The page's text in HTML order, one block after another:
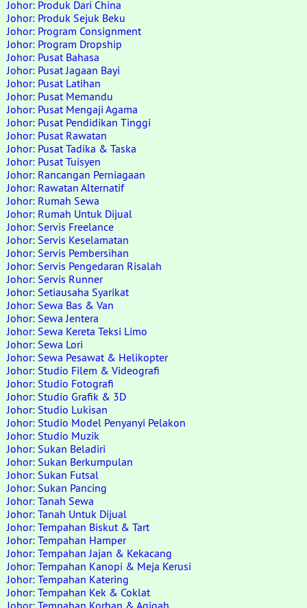
Johor: Produk Dari China
Johor: Produk Sejuk Beku
Johor: Program Consignment
Johor: Program Dropship
Johor: Pusat Bahasa
Johor: Pusat Jagaan Bayi
Johor: Pusat Latihan
Johor: Pusat Memandu
Johor: Pusat Mengaji Agama
Johor: Pusat Pendidikan Tinggi
Johor: Pusat Rawatan
Johor: Pusat Tadika & Taska
Johor: Pusat Tuisyen
Johor: Rancangan Perniagaan
Johor: Rawatan Alternatif
Johor: Rumah Sewa
Johor: Rumah Untuk Dijual
Johor: Servis Freelance
Johor: Servis Keselamatan
Johor: Servis Pembersihan
Johor: Servis Pengedaran Risalah
Johor: Servis Runner
Johor: Setiausaha Syarikat
Johor: Sewa Bas & Van
Johor: Sewa Jentera
Johor: Sewa Kereta Teksi Limo
Johor: Sewa Lori
Johor: Sewa Pesawat & Helikopter
Johor: Studio Filem & Videografi
Johor: Studio Fotografi
Johor: Studio Grafik & 3D
Johor: Studio Lukisan
Johor: Studio Model Penyanyi Pelakon
Johor: Studio Muzik
Johor: Sukan Beladiri
Johor: Sukan Berkumpulan
Johor: Sukan Futsal
Johor: Sukan Pancing
Johor: Tanah Sewa
Johor: Tanah Untuk Dijual
Johor: Tempahan Biskut & Tart
Johor: Tempahan Hamper
Johor: Tempahan Jajan & Kekacang
Johor: Tempahan Kanopi & Meja Kerusi
Johor: Tempahan Katering
Johor: Tempahan Kek & Coklat
Johor: Tempahan Korban & Aqiqah